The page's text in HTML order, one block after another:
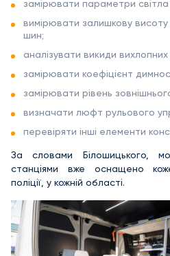
замірювати параметри
вимірювати залишкову
шин;
аналізувати викиди вихлопних
замірювати коефіцієнт
замірювати рівень
визначати люфт рульового
перевіряти інші елементи
За словами Білошицького,
станціями вже оснащено
поліції, у кожній області.